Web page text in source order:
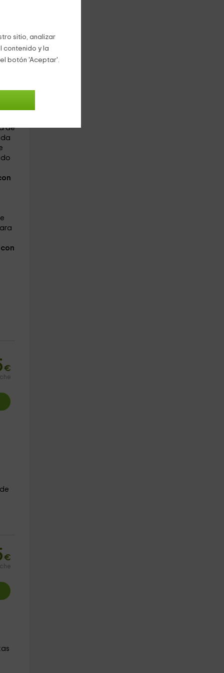
sitio, analizar
contenido y la
botón 'Aceptar'.
de
con
€
€